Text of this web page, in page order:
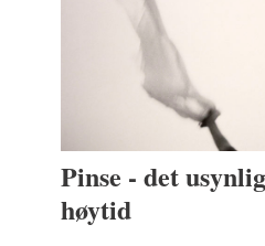
Pinse - det
høytid